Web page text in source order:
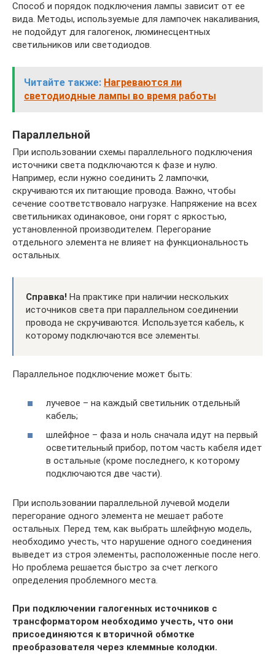
Способ и порядок подключения лампы зависит от ее
вида. Методы, используемые для лампочек накаливания,
не подойдут для галогенок, люминесцентных
светильников или светодиодов.
Читайте также: Нагреваются ли
светодиодные лампы во время работы
Параллельной
При использовании схемы параллельного подключения
источники света подключаются к фазе и нулю.
Например, если нужно соединить 2 лампочки,
скручиваются их питающие провода. Важно, чтобы
сечение соответствовало нагрузке. Напряжение на всех
светильниках одинаковое, они горят с яркостью,
установленной производителем. Перегорание
отдельного элемента не влияет на функциональность
остальных.
Справка! На пpaктике при наличии нескольких
источников света при параллельном соединении
провода не скручиваются. Используется кабель, к
которому подключаются все элементы.
Параллельное подключение может быть:
лучевое – на каждый светильник отдельный
кабель;
шлейфное – фаза и ноль сначала идут на первый
осветительный прибор, потом часть кабеля идет
в остальные (кроме последнего, к которому
подключаются две части).
При использовании параллельной лучевой модели
перегорание одного элемента не мешает работе
остальных. Перед тем, как выбрать шлейфную модель,
необходимо учесть, что нарушение одного соединения
выведет из строя элементы, расположенные после него.
Но проблема решается быстро за счет легкого
определения проблемного места.
При подключении галогенных источников с
трaнcформатором необходимо учесть, что они
присоединяются к вторичной обмотке
преобразователя через клеммные колодки.